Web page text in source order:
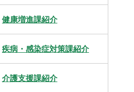
健康増進課紹介
疾病・感染症対策課紹介
介護支援課紹介